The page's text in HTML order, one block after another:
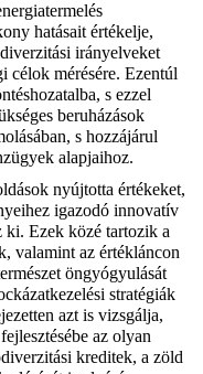
hatásait értékelje,
irányelveket
célok mérésére. Ezentúl
s ezzel
beruházások
s hozzájárul
alapjaihoz.
nyújtotta értékeket,
igazodó innovatív
ki. Ezek közé tartozik a
valamint az értékláncon
öngyógyulását
stratégiák
azt is vizsgálja,
az olyan
kreditek, a zöld